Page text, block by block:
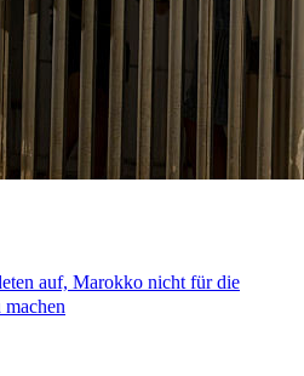
auf, Marokko nicht für die